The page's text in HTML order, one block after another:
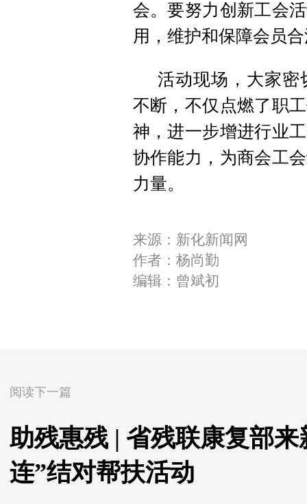
会。要努力创新工会
用，维护和保障会员
活动现场，大家密
不断，不仅点燃了职
神，进一步增进行业
协作能力，为商会工
力量。
来源：新化新闻网
作者：杨尚勤
编辑：曾斌初
阅读下一篇
助残惠残 | 省残联康复部
连”结对帮扶活动